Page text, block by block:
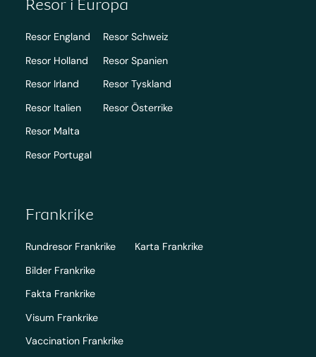
Resor i Europa
Resor England
Resor Holland
Resor Irland
Resor Italien
Resor Malta
Resor Portugal
Resor Schweiz
Resor Spanien
Resor Tyskland
Resor Österrike
Frankrike
Rundresor Frankrike
Bilder Frankrike
Fakta Frankrike
Visum Frankrike
Vaccination Frankrike
Karta Frankrike